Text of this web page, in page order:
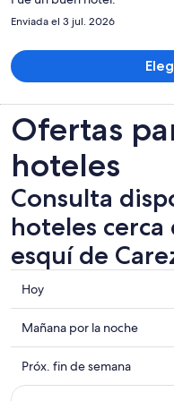
Enviada el 3 jul. 2026
Ofertas
hoteles
Consulta
hoteles cerca
esquí de
Consultar
los
precios
cerca
de
Estación
Hoy
Consultar
precios
cerca
de
Mañana por la noche
Consultar
precios
Próx. fin de semana